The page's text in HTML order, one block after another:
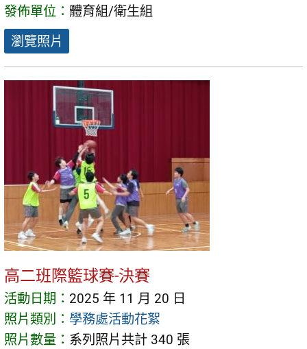
發佈單位： 體育組/衛生組
瀏覽照片
高二班際籃球賽-決賽
活動日期： 2025 年 11 月 20 日
照片類別： 學務處活動花絮
照片數量： 系列照片共計 340 張